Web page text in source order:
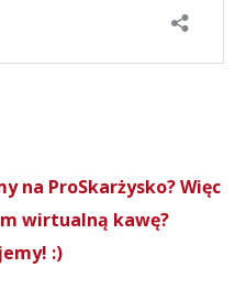
na ProSkarżysko? Więc
wirtualną kawę?
:)